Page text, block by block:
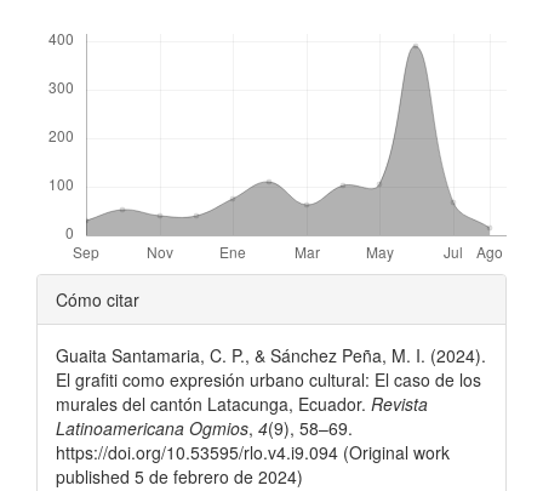
Detalles
del
artículo
Cómo citar
Guaita Santamaria, C. P., & Sánchez Peña, M. I. (2024).
El grafiti como expresión urbano cultural: El caso de los
murales del cantón Latacunga, Ecuador. Revista
Latinoamericana Ogmios, 4(9), 58–69.
https://doi.org/10.53595/rlo.v4.i9.094 (Original work
published 5 de febrero de 2024)